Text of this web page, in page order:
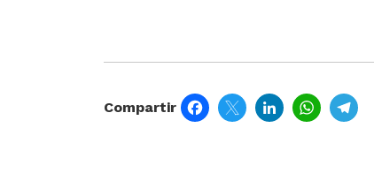
Compartir FacebookTwitterLinkedIn